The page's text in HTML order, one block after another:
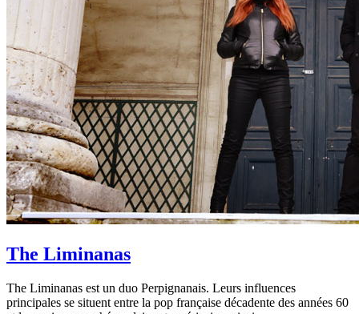
The Liminanas
The Liminanas est un duo Perpignanais. Leurs influences
principales se situent entre la pop française décadente des années 60